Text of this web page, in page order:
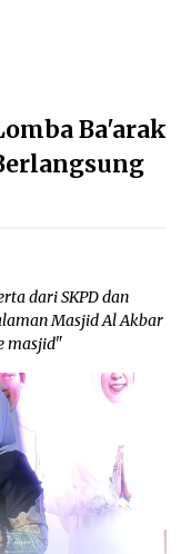
Ba'arak
dari SKPD dan
Masjid Al Akbar
masjid"